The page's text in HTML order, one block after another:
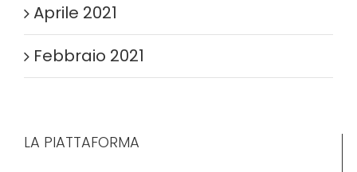
Aprile 2021
Febbraio 2021
LA PIATTAFORMA